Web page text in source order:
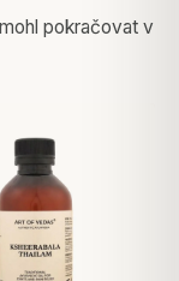
pokračovat v